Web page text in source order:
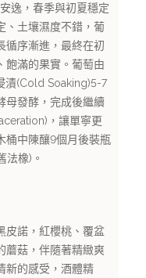
逸，春季與初夏穩定
、土壤濕度不錯，葡
循序漸進，最終在初
飽滿的果實。葡萄由
漬(Cold Soaking)5-7
母發酵，完成後繼續
，讓單寧更
桶中陳釀9個月後裝瓶
法橡)。
皮諾，紅櫻桃、覆盆
蘑菇，伴隨著精緻爽
新的感受，酒體精